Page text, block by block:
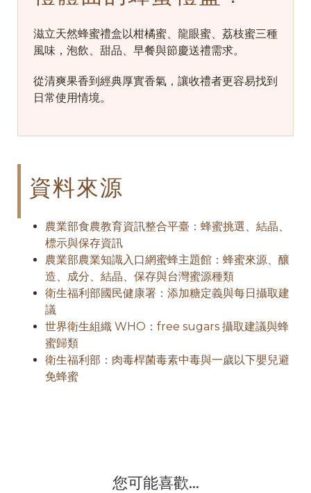
滋立天然蜂蜜禮盒以柑橘蜜、龍眼蜜、荔枝蜜三種
風味，泡飲、甜品、早餐與節慶送禮需求。
從清爽果香到經典厚實香氣，讓收禮者更容易找到
日常使用情境。
資料來源
農業部食農教育資訊整合平臺：蜂蜜挑選、結晶、
標示與保存資訊
農業部農業知識入口網蜜蜂主題館：蜂蜜來源、釀
造、成分、結晶、保存與台灣蜜源種類
衛生福利部國民健康署：添加糖定義與每日攝取建
議
世界衛生組織 WHO：free sugars 攝取建議與蜂
蜜歸類
衛生福利部：肉毒桿菌毒素中毒與一歲以下嬰兒避
免蜂蜜
您可能喜歡...